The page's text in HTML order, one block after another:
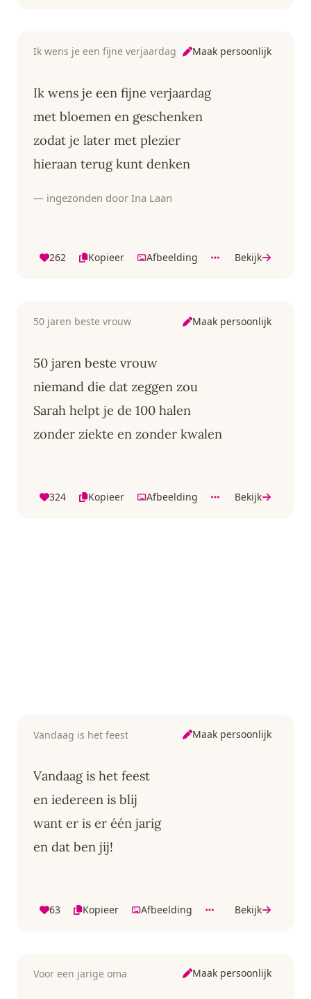
Ik wens je een fijne verjaardag Maak persoonlijk
Ik wens je een fijne verjaardag
met bloemen en geschenken
zodat je later met plezier
hieraan terug kunt denken
— ingezonden door Ina Laan
262 Kopieer Afbeelding Bekijk
50 jaren beste vrouw Maak persoonlijk
50 jaren beste vrouw
niemand die dat zeggen zou
Sarah helpt je de 100 halen
zonder ziekte en zonder kwalen
324 Kopieer Afbeelding Bekijk
Vandaag is het feest Maak persoonlijk
Vandaag is het feest
en iedereen is blij
want er is er één jarig
en dat ben jij!
63 Kopieer Afbeelding Bekijk
Voor een jarige oma Maak persoonlijk